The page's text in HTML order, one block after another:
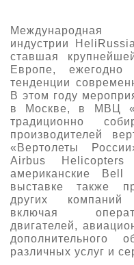
+7
(495)
477-
33-81
О выставке
Партнеры выставки
Крокус Экспо
Даты будущих выставок
Документы
Контакты
Для участников
Заявка на участие
Заочное участие
Прилет на выставку
Для посетителей
Место проведения
Схема проезда
Для СМИ
Аккредитация прессы
Условия инфопартнёрства
Архив
Международная
индустрии
ставшая
Европе, ежегодно
тенденции
В этом году
в Москве, в МВЦ
традиционно
производителей
«Вертолеты
Airbus
американские
выставке также
других компаний
включая
двигателей,
дополнительного
различных услуг и